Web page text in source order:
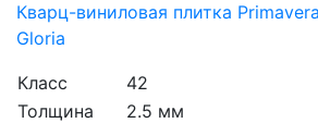
Кварц-виниловая плитка
Gloria
Класс
42
Толщина
2.5 мм